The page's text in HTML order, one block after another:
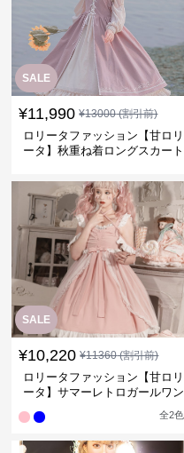
SALE
¥11,990 ¥13000(割引前)
ロリータファッション【甘ロリ
ータ】秋重ね着ロングスカート
SALE
¥10,220 ¥11360(割引前)
ロリータファッション【甘ロリ
ータ】サマーレトロガールワン
全2色